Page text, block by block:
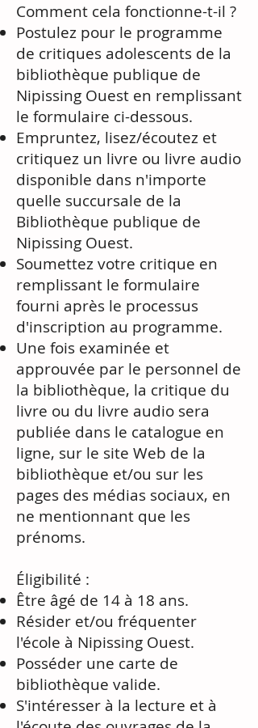
Comment cela fonctionne-t-il ?
Postulez pour le programme
de critiques adolescents de la
bibliothèque publique de
Nipissing Ouest en remplissant
le formulaire ci-dessous.
Empruntez, lisez/écoutez et
critiquez un livre ou livre audio
disponible dans n'importe
quelle succursale de la
Bibliothèque publique de
Nipissing Ouest.
Soumettez votre critique en
remplissant le formulaire
fourni après le processus
d'inscription au programme.
Une fois examinée et
approuvée par le personnel de
la bibliothèque, la critique du
livre ou du livre audio sera
publiée dans le catalogue en
ligne, sur le site Web de la
bibliothèque et/ou sur les
pages des médias sociaux, en
ne mentionnant que les
prénoms.
Éligibilité :
Être âgé de 14 à 18 ans.
Résider et/ou fréquenter
l'école à Nipissing Ouest.
Posséder une carte de
bibliothèque valide.
S'intéresser à la lecture et à